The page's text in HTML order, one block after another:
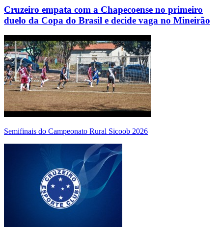
Cruzeiro empata com a Chapecoense no primeiro
duelo da Copa do Brasil e decide vaga no Mineirão
Semifinais do Campeonato Rural Sicoob 2026